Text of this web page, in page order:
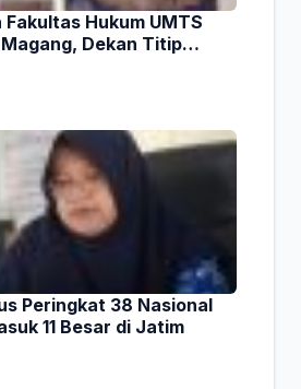
Hukum UMTS
Dekan Titip
Peringkat 38 Nasional
11 Besar di Jatim